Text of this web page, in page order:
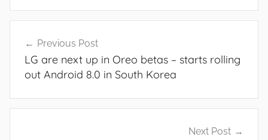
F
a
t
u
r
e
navigation
Previous Post
LG are next up in Oreo betas – starts rolling
out Android 8.0 in South Korea
Next Post